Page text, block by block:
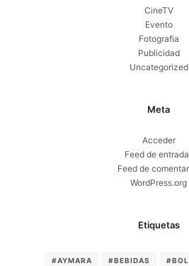
CineTV
Evento
Fotografia
Publicidad
Uncategorized
Meta
Acceder
Feed de
Feed de
WordPress.org
Etiquetas
#AYMARA #BEBIDAS